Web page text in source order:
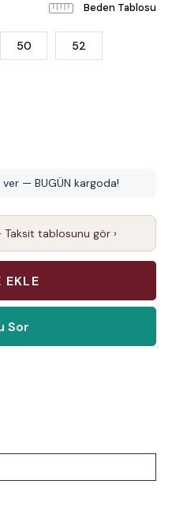
Beden Tablosu
50 52
— BUGÜN kargoda!
Taksit tablosunu gör ›
Sor